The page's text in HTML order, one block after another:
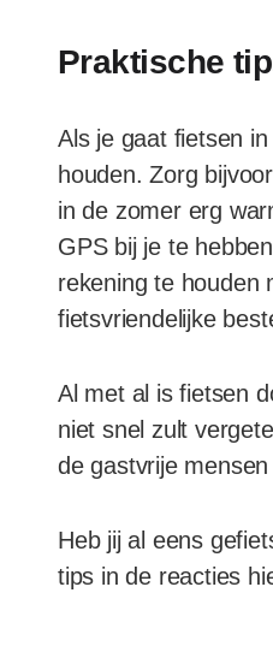
Praktische
Als je gaat fietsen
houden. Zorg
in de zomer erg
GPS bij je te
rekening te houden
fietsvriendelijke
Al met al is fietsen
niet snel zult
de gastvrije
Heb jij al eens
tips in de reacties